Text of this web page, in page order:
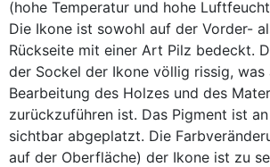
(hohe Temperatur und hohe
Die Ikone ist sowohl auf der Vorder-
Rückseite mit einer Art Pilz bedeckt.
der Sockel der Ikone völlig rissig, was
Bearbeitung des Holzes und des
zurückzuführen ist. Das Pigment ist
sichtbar abgeplatzt. Die
auf der Oberfläche) der Ikone ist zu